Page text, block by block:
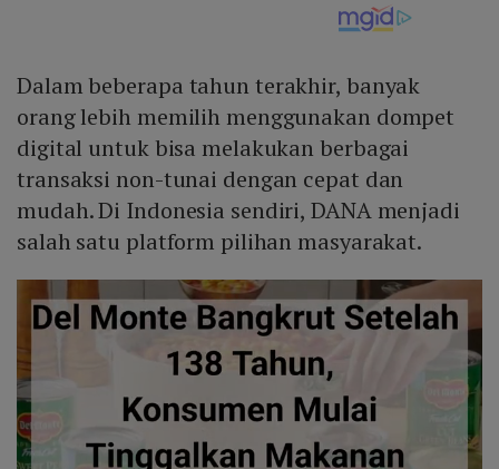
Dalam beberapa tahun terakhir, banyak
orang lebih memilih menggunakan dompet
digital untuk bisa melakukan berbagai
transaksi non-tunai dengan cepat dan
mudah. Di Indonesia sendiri, DANA menjadi
salah satu platform pilihan masyarakat.